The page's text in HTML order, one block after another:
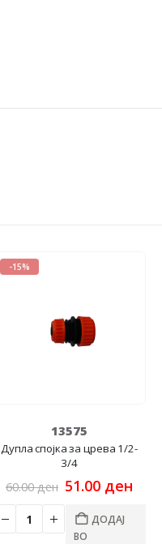
-15%
13575
Дупла спојка за црева 1/2-
3/4
60.00ден Original
was:
60.00 ден.
51.00 ден
ДОДАЈ
ВО